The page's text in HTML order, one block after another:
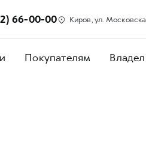
66-00-00 Киров, ул.
Покупателям